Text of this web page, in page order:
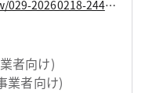
まえ、介護従事者
の成長を促進す
中小企業振興公
業者等が介護現場
等の開発・改良
https://www.my.metro.tokyo.lg.jp/w/029-20260218-244118056
者向け)
業者向け)